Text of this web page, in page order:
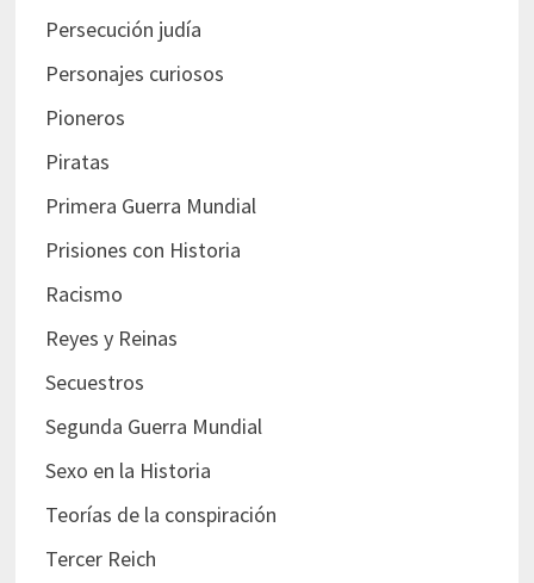
Persecución judía
Personajes curiosos
Pioneros
Piratas
Primera Guerra Mundial
Prisiones con Historia
Racismo
Reyes y Reinas
Secuestros
Segunda Guerra Mundial
Sexo en la Historia
Teorías de la conspiración
Tercer Reich